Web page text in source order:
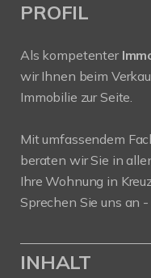
PROFIL
Als kompetenter
wir Ihnen beim
Immobilie zur Seite.
Mit umfassendem
beraten wir Sie in
Ihre Wohnung in
Sprechen Sie uns an -
INHALT